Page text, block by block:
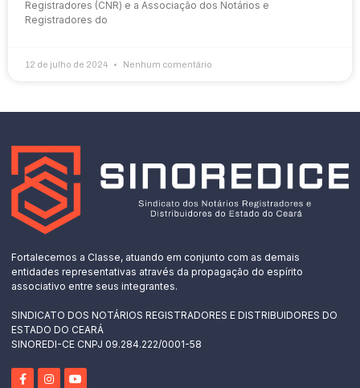
Registradores (CNR) e a Associação dos Notários e
Registradores do
12 de julho de 2024 Nenhum comentário
Fortalecemos a Classe, atuando em conjunto com as demais
entidades representativas através da propagação do espírito
associativo entre seus integrantes.
SINDICATO DOS NOTÁRIOS REGISTRADORES E DISTRIBUIDORES DO
ESTADO DO CEARÁ
SINOREDI-CE CNPJ 09.284.222/0001-58